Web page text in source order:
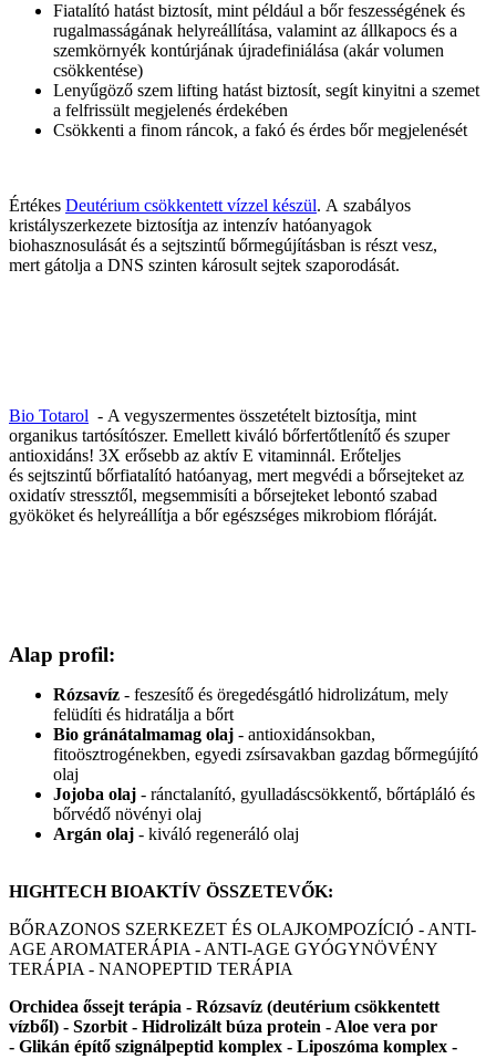
Fiatalító hatást biztosít, mint például a bőr feszességének és
rugalmasságának helyreállítása, valamint az állkapocs és a
szemkörnyék kontúrjának újradefiniálása (akár volumen
csökkentése)
Lenyűgöző szem lifting hatást biztosít, segít kinyitni a szemet
a felfrissült megjelenés érdekében
Csökkenti a finom ráncok, a fakó és érdes bőr megjelenését
Értékes Deutérium csökkentett vízzel készül. A szabályos
kristályszerkezete biztosítja az intenzív hatóanyagok
biohasznosulását és a sejtszintű bőrmegújításban is részt vesz,
mert gátolja a DNS szinten károsult sejtek szaporodását.
Bio Totarol - A vegyszermentes összetételt biztosítja, mint
organikus tartósítószer. Emellett kiváló bőrfertőtlenítő és szuper
antioxidáns! 3X erősebb az aktív E vitaminnál. Erőteljes
és sejtszintű bőrfiatalító hatóanyag, mert megvédi a bőrsejteket az
oxidatív stressztől, megsemmisíti a bőrsejteket lebontó szabad
gyököket és helyreállítja a bőr egészséges mikrobiom flóráját.
Alap profil:
Rózsavíz - feszesítő és öregedésgátló hidrolizátum, mely
felüdíti és hidratálja a bőrt
Bio gránátalmamag olaj - antioxidánsokban,
fitoösztrogénekben, egyedi zsírsavakban gazdag bőrmegújító
olaj
Jojoba olaj - ránctalanító, gyulladáscsökkentő, bőrtápláló és
bőrvédő növényi olaj
Argán olaj - kiváló regeneráló olaj
HIGHTECH BIOAKTÍV ÖSSZETEVŐK:
BŐRAZONOS SZERKEZET ÉS OLAJKOMPOZÍCIÓ - ANTI-
AGE AROMATERÁPIA - ANTI-AGE GYÓGYNÖVÉNY
TERÁPIA - NANOPEPTID TERÁPIA
Orchidea őssejt terápia - Rózsavíz (deutérium csökkentett
vízből) - Szorbit - Hidrolizált búza protein - Aloe vera por
- Glikán építő szignálpeptid komplex - Liposzóma komplex -